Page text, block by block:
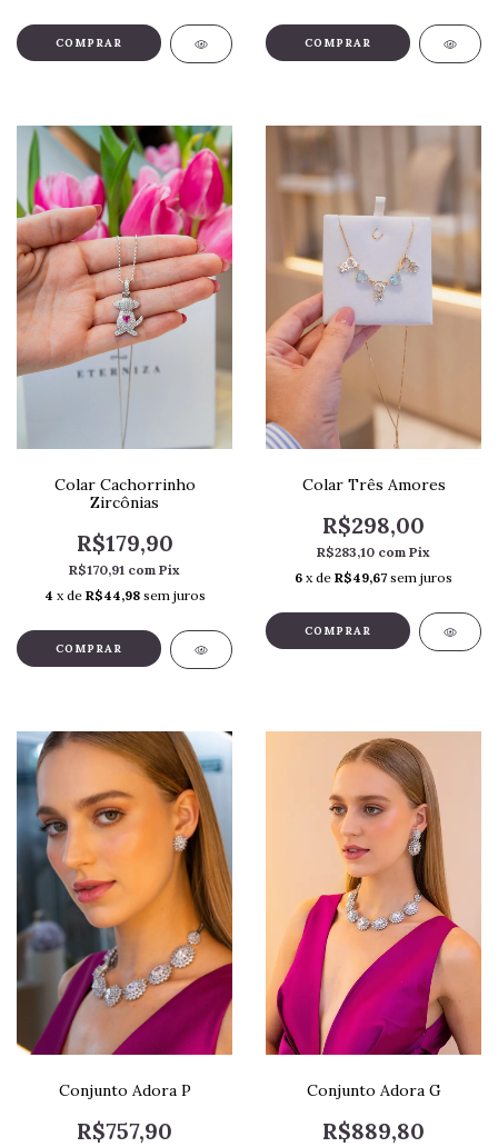
Colar Cachorrinho
Zircônias
R$179,90
R$170,91 com Pix
4 x de R$44,98 sem juros
COMPRAR
Colar Três Amores
R$298,00
R$283,10 com Pix
6 x de R$49,67 sem juros
COMPRAR
Conjunto Adora P
R$757,90
Conjunto Adora G
R$889,80